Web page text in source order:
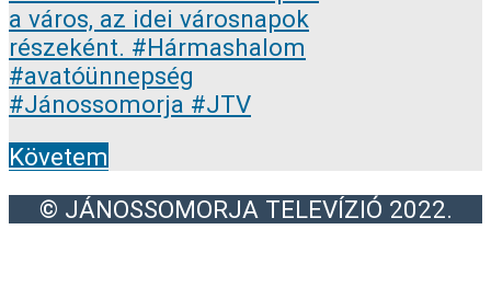
Követem
© JÁNOSSOMORJA TELEVÍZIÓ 2022.